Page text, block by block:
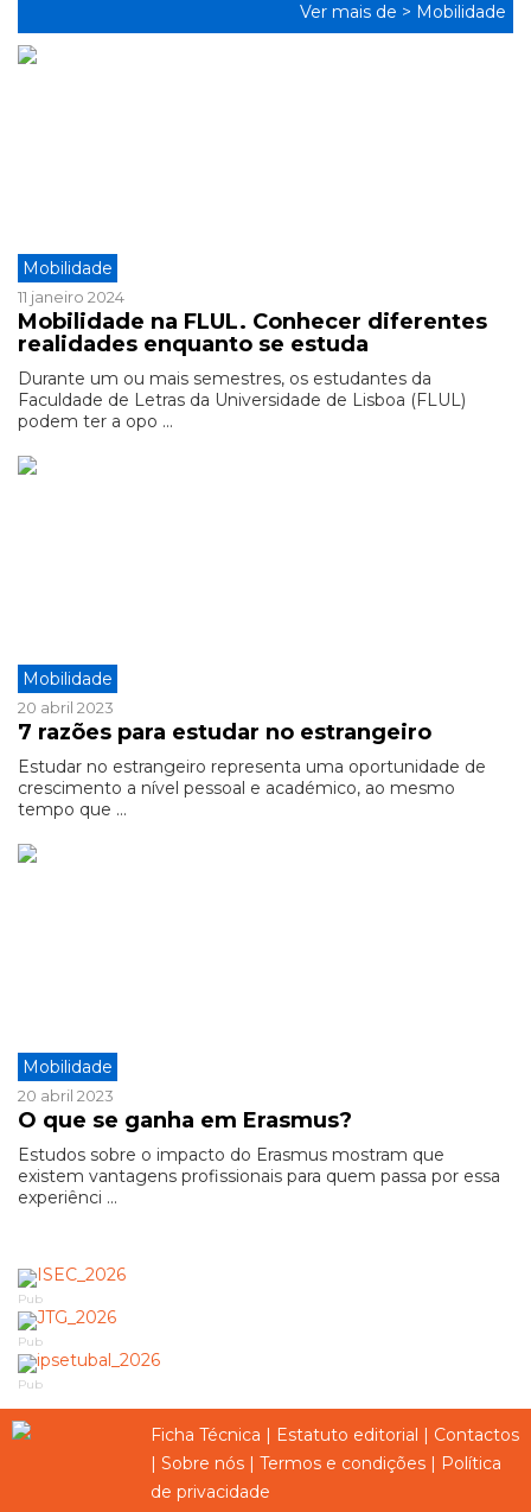
Ver mais de > Mobilidade
Mobilidade
11 janeiro 2024
Mobilidade na FLUL. Conhecer diferentes
realidades enquanto se estuda
Durante um ou mais semestres, os estudantes da
Faculdade de Letras da Universidade de Lisboa (FLUL)
podem ter a opo ...
Mobilidade
20 abril 2023
7 razões para estudar no estrangeiro
Estudar no estrangeiro representa uma oportunidade de
crescimento a nível pessoal e académico, ao mesmo
tempo que ...
Mobilidade
20 abril 2023
O que se ganha em Erasmus?
Estudos sobre o impacto do Erasmus mostram que
existem vantagens profissionais para quem passa por essa
experiênci ...
Pub
Pub
Pub
Ficha Técnica | Estatuto editorial | Contactos
| Sobre nós | Termos e condições | Política
de privacidade